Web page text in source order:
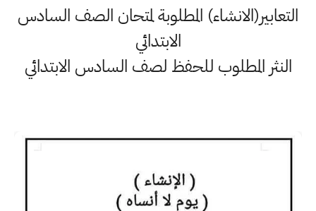
التعابير(الانشاء) المطلوبة لمتحان الصف السادس
الابتدائي
النثر المطلوب للحفظ لصف السادس الابتدائي